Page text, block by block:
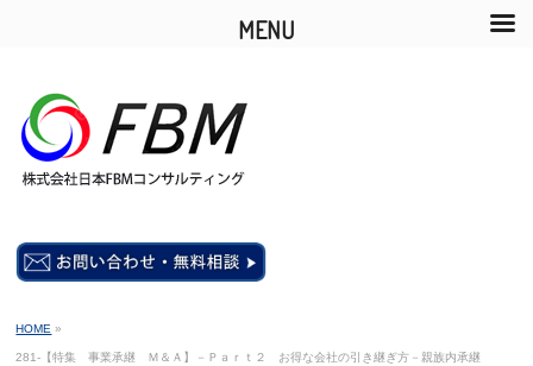
HOME »
281-【特集 事業承継 Ｍ＆Ａ】－Ｐａｒｔ２ お得な会社の引き継ぎ方－親族内承継
MENU